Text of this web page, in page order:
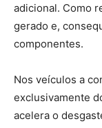
adicional. Como
gerado e,
componentes.
Nos veículos a
exclusivamente
acelera o